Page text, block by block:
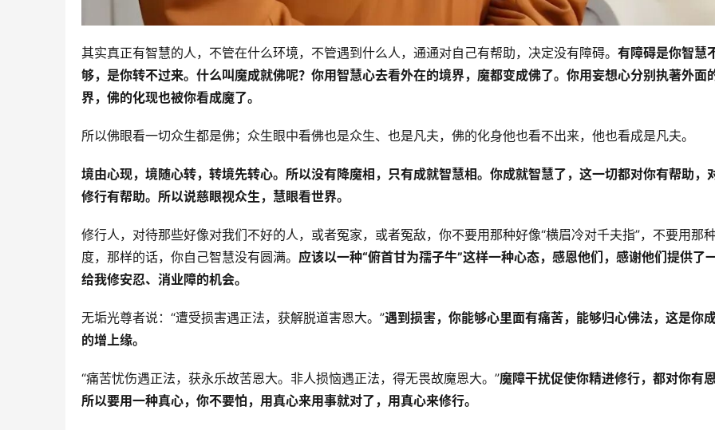
其实真正有智慧的人，不管在什么环境，不管遇到什么人，通通对自己有帮助，决定没有障碍。 有障碍是你智慧
够，是你转不过来。什么叫魔成就佛呢？你用智慧心去看外在的境界，魔都变成佛了。你用妄想心分别执著外面
界，佛的化现也被你看成魔了。
所以佛眼看一切众生都是佛；众生眼中看佛也是众生、也是凡夫，佛的化身他也看不出来，他也看成是凡夫。
境由心现，境随心转，转境先转心。所以没有降魔相，只有成就智慧相。你成就智慧了，这一切都对你有帮助，
修行有帮助。所以说慈眼视众生，慧眼看世界。
修行人，对待那些好像对我们不好的人，或者冤家，或者冤敌，你不要用那种好像“横眉冷对千夫指”，不要用那
度，那样的话，你自己智慧没有圆满。 应该以一种“俯首甘为孺子牛”这样一种心态，感恩他们，感谢他们提供了
给我修安忍、消业障的机会。
无垢光尊者说：“遭受损害遇正法，获解脱道害恩大。”遇到损害，你能够心里面有痛苦，能够归心佛法，这是你
的增上缘。
“痛苦忧伤遇正法，获永乐故苦恩大。非人损恼遇正法，得无畏故魔恩大。”魔障干扰促使你精进修行，都对你有
所以要用一种真心，你不要怕，用真心来用事就对了，用真心来修行。